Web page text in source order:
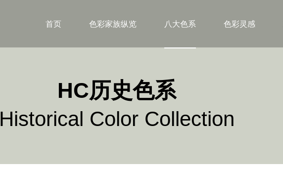
首页 色彩家族纵览 八大色系 色彩灵感
HC历史色系
Historical Color Collection